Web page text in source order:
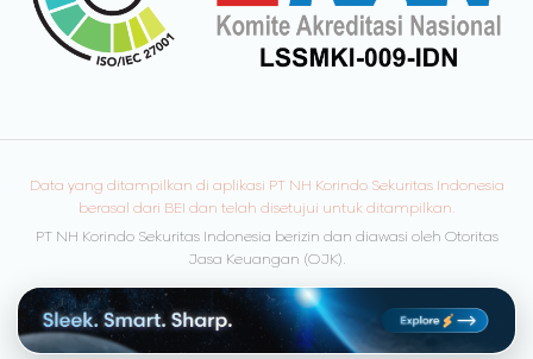
Data yang ditampilkan di aplikasi PT NH Korindo Sekuritas Indonesia
berasal dari BEI dan telah disetujui untuk ditampilkan.
PT NH Korindo Sekuritas Indonesia berizin dan diawasi oleh Otoritas
Jasa Keuangan (OJK).
© Copyright 2026 NH Korindo Sekuritas. All rights reserved.